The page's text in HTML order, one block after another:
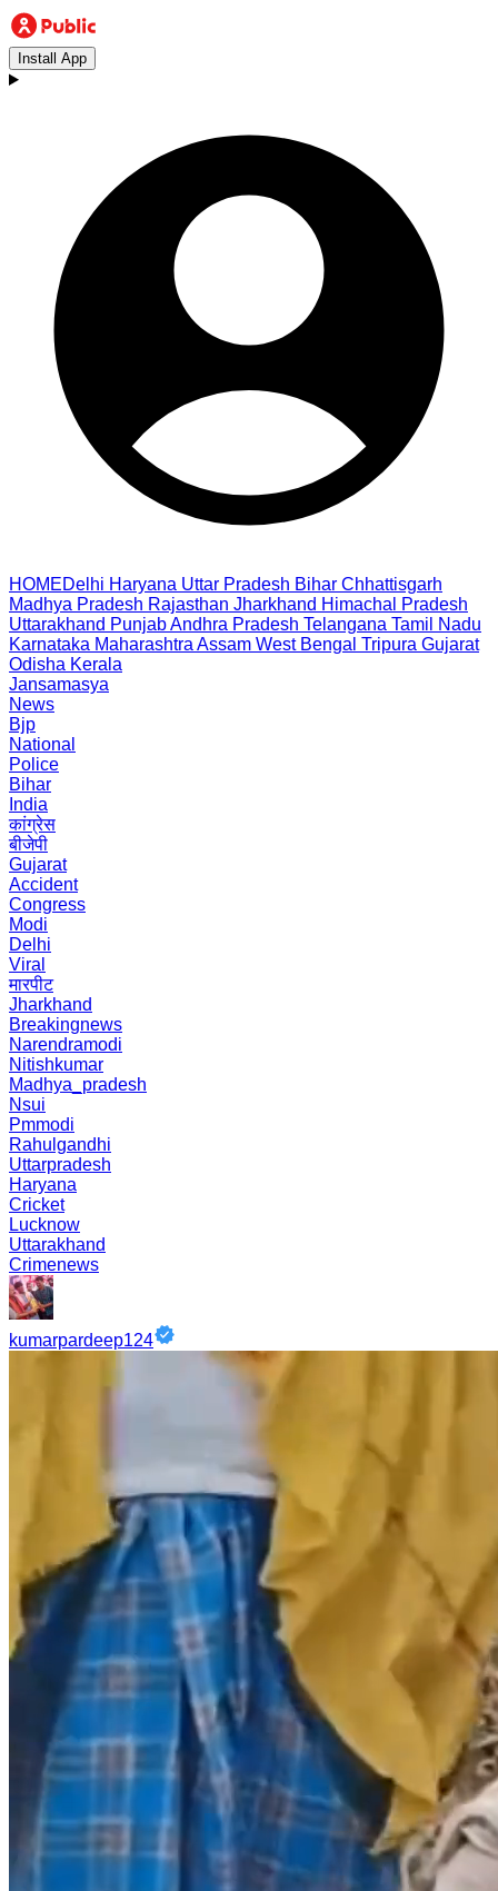
Install App
HOMEDelhi Haryana Uttar Pradesh Bihar Chhattisgarh
Madhya Pradesh Rajasthan Jharkhand Himachal Pradesh
Uttarakhand PunjabAndhra Pradesh Telangana Tamil Nadu
Karnataka Maharashtra Assam West Bengal Tripura Gujarat
Odisha Kerala
Jansamasya
News
Bjp
National
Police
Bihar
India
कांग्रेस
बीजेपी
Gujarat
Accident
Congress
Modi
Delhi
Viral
मारपीट
Jharkhand
Breakingnews
Narendramodi
Nitishkumar
Madhya_pradesh
Nsui
Pmmodi
Rahulgandhi
Uttarpradesh
Haryana
Cricket
Lucknow
Uttarakhand
Crimenews
kumarpardeep124